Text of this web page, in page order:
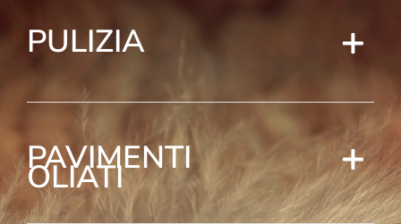
PULIZIA
PAVIMENTI
OLIATI